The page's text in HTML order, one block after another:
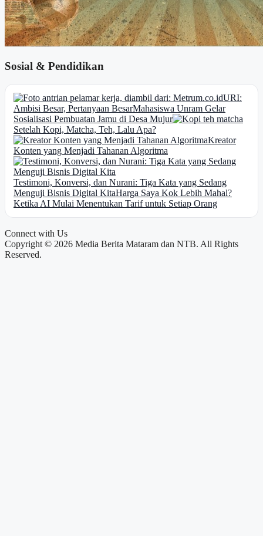
Sosial & Pendidikan
URI:
Ambisi Besar, Pertanyaan BesarMahasiswa Unram Gelar
Sosialisasi Pembuatan Jamu di Desa Mujur
Setelah Kopi, Matcha, Teh, Lalu Apa?
Kreator
Konten yang Menjadi Tahanan Algoritma
Testimoni, Konversi, dan Nurani: Tiga Kata yang Sedang
Menguji Bisnis Digital KitaHarga Saya Kok Lebih Mahal?
Ketika AI Mulai Menentukan Tarif untuk Setiap Orang
Connect with Us
Copyright © 2026 Media Berita Mataram dan NTB. All Rights
Reserved.